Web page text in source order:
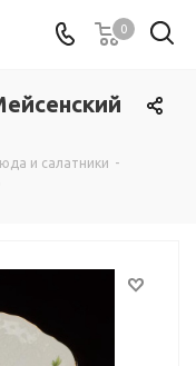
0
и салатники -